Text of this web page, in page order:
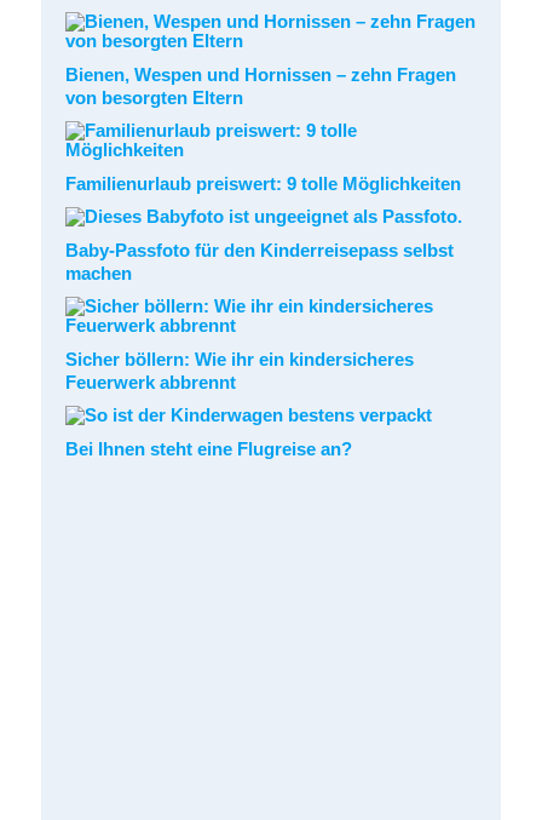
Bienen, Wespen und Hornissen – zehn Fragen
von besorgten Eltern
Familienurlaub preiswert: 9 tolle Möglichkeiten
Baby-Passfoto für den Kinderreisepass selbst
machen
Sicher böllern: Wie ihr ein kindersicheres
Feuerwerk abbrennt
Bei Ihnen steht eine Flugreise an?